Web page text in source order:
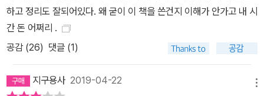
리의 지갑을 털어간다. 이 책은 바로 돈과 관련된 의사결정을 내릴 때
잘못된 곳으로 유도하는 힘에 대한 이야기를 하고 있다. “더 나은 인
로 살펴본 돈에 대한 의사결정의 모든 것 댄 애리얼리와 제프 크라이
관련된 선택 뒤에 숨겨진 복잡한 힘에 대해 알려준다. 그 힘들이 어떻
하고 정리도 잘되어있다. 왜 굳이 이 책을 쓴건지 이해가 안가고 내 시
간 돈 어쩌리 .
공감 (26) 댓글 (1)
지구용사 2019-04-22